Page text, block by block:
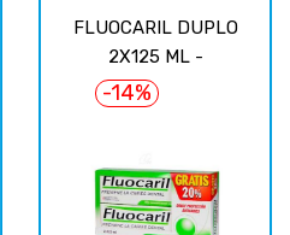
FLUOCARIL DUPLO
2X125 ML -
-14%